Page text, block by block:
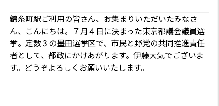
錦糸町駅ご利用の皆さん、お集まりいただいたみなさ
ん、こんにちは。７月４日に決まった東京都議会議員選
挙。定数３の墨田選挙区で、市民と野党の共同推進責任
者として、都政にかけあがります。伊藤大気でございま
す。どうぞよろしくお願いいたします。